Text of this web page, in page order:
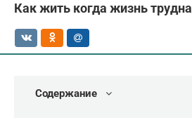
Как жить когда жизнь трудна
Содержание